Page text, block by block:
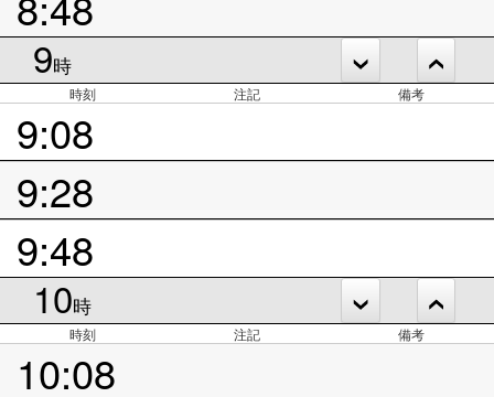
9時
時刻 注記 備考
9:08
9:28
9:48
10時
時刻 注記 備考
10:08